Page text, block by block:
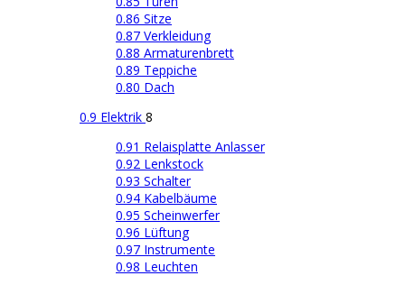
0.86 Sitze
0.87 Verkleidung
0.88 Armaturenbrett
0.89 Teppiche
0.80 Dach
0.9 Elektrik 8
0.91 Relaisplatte Anlasser
0.92 Lenkstock
0.93 Schalter
0.94 Kabelbäume
0.95 Scheinwerfer
0.96 Lüftung
0.97 Instrumente
0.98 Leuchten